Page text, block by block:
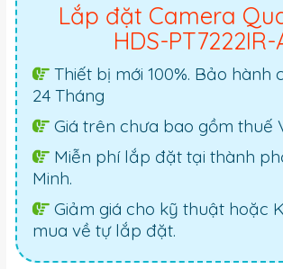
Lắp đặt Camera
HDS-PT7222IR-
Thiết bị mới 100%. Bảo hành
24 Tháng
Giá trên chưa bao gồm thuế
Miễn phí lắp đặt tại thành
Minh.
Giảm giá cho kỹ thuật hoặc
mua về tự lắp đặt.